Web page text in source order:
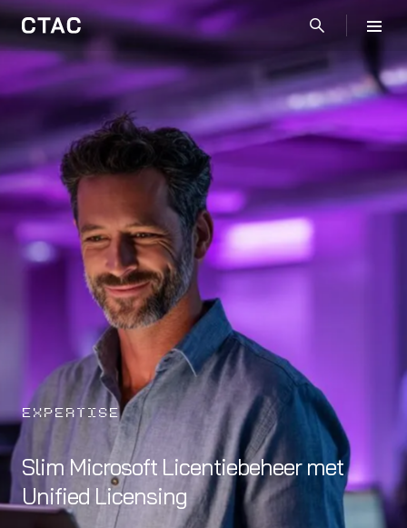
EXPERTISE
Slim Microsoft Licentiebeheer met
Unified Licensing